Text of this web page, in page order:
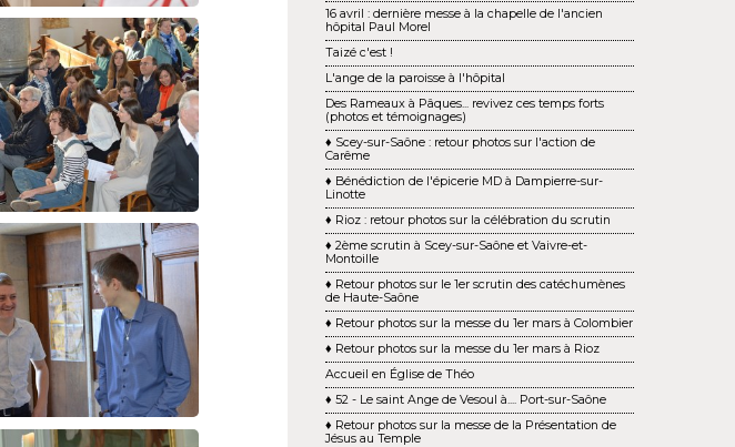
16 avril : dernière messe à la chapelle de l'ancien
hôpital Paul Morel
Taizé c'est !
L'ange de la paroisse à l'hôpital
Des Rameaux à Pâques... revivez ces temps forts
(photos et témoignages)
♦ Scey-sur-Saône : retour photos sur l'action de
Carême
♦ Bénédiction de l'épicerie MD à Dampierre-sur-
Linotte
♦ Rioz : retour photos sur la célébration du scrutin
♦ 2ème scrutin à Scey-sur-Saône et Vaivre-et-
Montoille
♦ Retour photos sur le 1er scrutin des catéchumènes
de Haute-Saône
♦ Retour photos sur la messe du 1er mars à Colombier
♦ Retour photos sur la messe du 1er mars à Rioz
Accueil en Église de Théo
♦ 52 - Le saint Ange de Vesoul à.... Port-sur-Saône
♦ Retour photos sur la messe de la Présentation de
Jésus au Temple